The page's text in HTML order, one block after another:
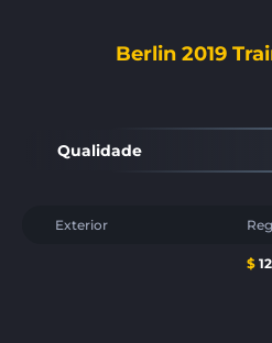
Berlin 2019
Qualidade
Exterior
$